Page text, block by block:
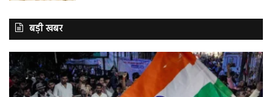
बड़ी खबर